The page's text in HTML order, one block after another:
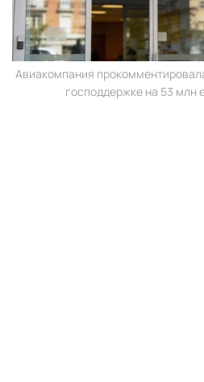
Авиакомпания
господдержке на 53 млн